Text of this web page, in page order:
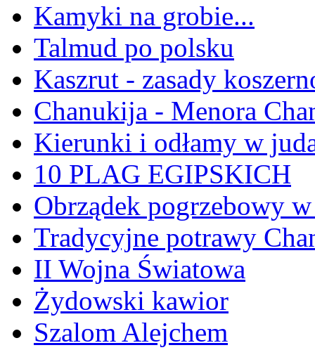
Kamyki na grobie...
Talmud po polsku
Kaszrut - zasady
Chanukija - Menora
Kierunki i odłamy w
10 PLAG EGIPSKICH
Obrządek pogrzebowy
Tradycyjne potrawy
II Wojna Światowa
Żydowski kawior
Szalom Alejchem